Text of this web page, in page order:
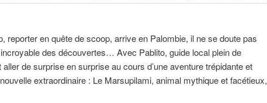
reporter en quête de scoop, arrive en Palombie, il ne se doute pas
incroyable des découvertes… Avec Pablito, guide local plein de
de surprise en surprise au cours d’une aventure trépidante et
extraordinaire : Le Marsupilami, animal mythique et facétieux,